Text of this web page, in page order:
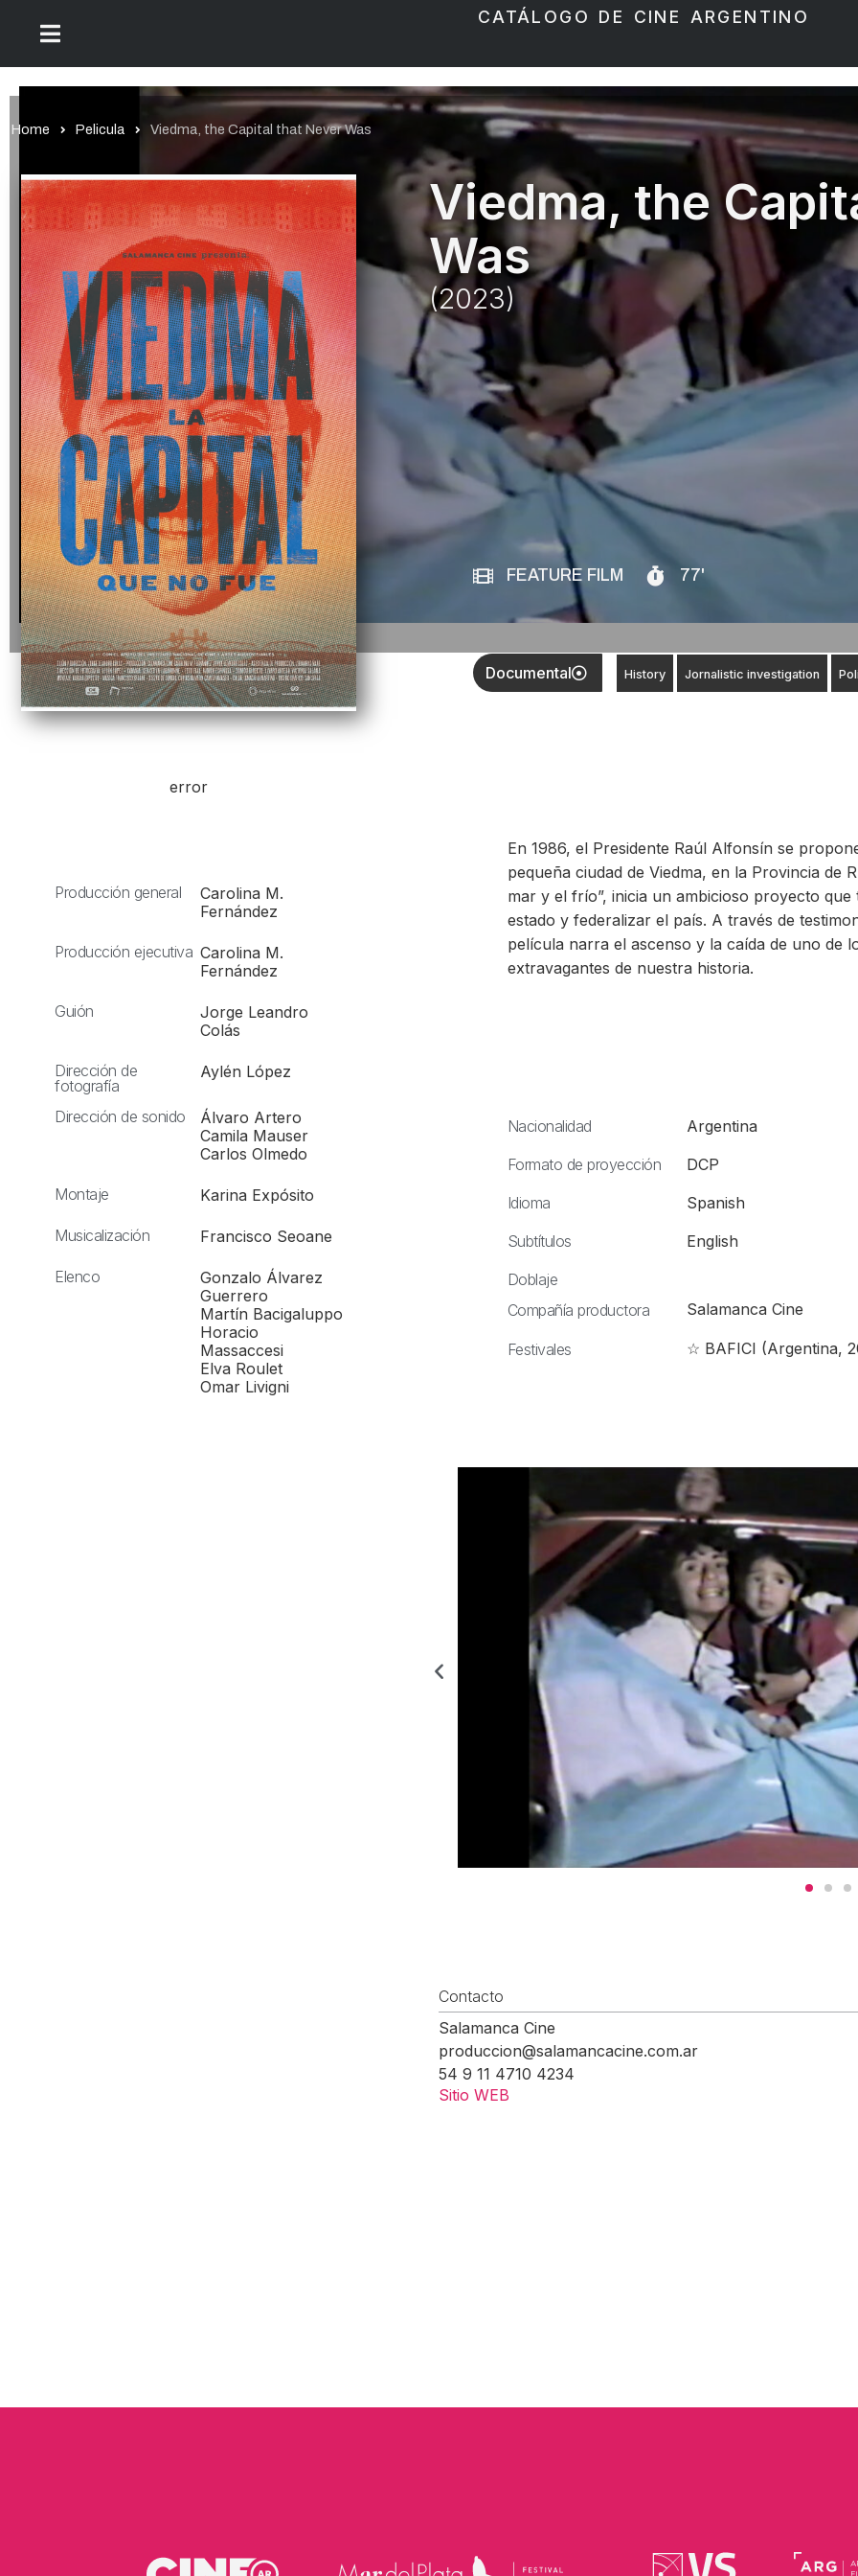
CATÁLOGO DE CINE ARGENTINO
Home Pelicula Viedma, the Capital that Never Was
Viedma, the
Was
(2023)
FEATURE FILM 77'
Documental History Jornalistic investigation
error
Producción general
Carolina M.
Fernández
Producción ejecutiva Carolina M.
Fernández
Guión
Jorge Leandro
Colás
Dirección de
fotografía
Aylén López
Dirección de sonido
Álvaro Artero
Camila Mauser
Carlos Olmedo
Montaje Karina Expósito
Musicalización Francisco Seoane
Elenco
Gonzalo Álvarez
Guerrero
Martín Bacigaluppo
Horacio
Massaccesi
Elva Roulet
Omar Livigni
En 1986, el Presidente Raúl Alfonsín se
pequeña ciudad de Viedma, en la Provincia de
mar y el frío”, inicia un ambicioso proyecto
estado y federalizar el país. A través de
película narra el ascenso y la caída de uno de
extravagantes de nuestra historia.
Nacionalidad
Argentina
Formato de proyección
DCP
Idioma
Spanish
Subtítulos
English
Doblaje
Compañía productora
Salamanca Cine
Festivales ☆ BAFICI (Argentina,
Contacto
Salamanca Cine
produccion@salamancacine.com.ar
54 9 11 4710 4234
Sitio WEB